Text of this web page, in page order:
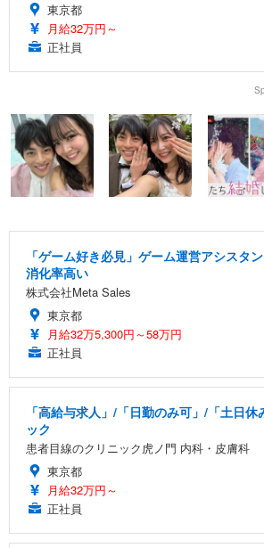
東京都
月給32万円～
正社員
「ゲーム好き必見」ゲーム運営アシスタ
消化率高い
株式会社Meta Sales
東京都
月給32万5,300円～58万円
正社員
「高給与求人」/「日勤のみ可」/「土日
ック
患者目線のクリニック虎ノ門 内科・皮膚科
東京都
月給32万円～
正社員